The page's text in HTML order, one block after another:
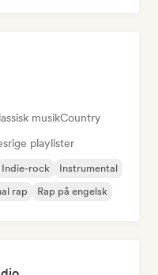
musikCountry
playlister
Indie-rock
Instrumental
rap Rap på engelsk